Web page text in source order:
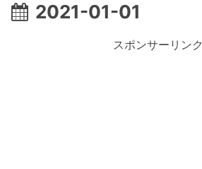
2021-01-01
スポンサーリンク